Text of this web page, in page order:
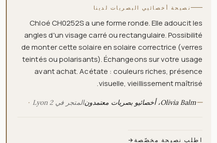
نصيحة أخصائيي البصريات لدينا
Chloé CH0252S a une forme ronde. Elle adoucit les
angles d'un visage carré ou rectangulaire. Possibilité
de monter cette solaire en solaire correctrice (verres
teintés ou polarisants). Échangeons sur votre usage
avant achat. Acétate : couleurs riches, présence
visuelle, vieillissement maîtrisé.
—Olivia Balm، أخصائيو بصريات معتمدون المتجر في Lyon 2
اطلب نصيحة مخصّصة →